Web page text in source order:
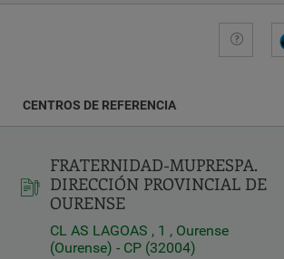
Guide
Latitud
Longitud
CENTROS DE REFERENCIA
FRATERNIDAD-MUPRESPA.
DIRECCIÓN PROVINCIAL DE
OURENSE
CL AS LAGOAS , 1 , Ourense
(Ourense) - CP (32004)